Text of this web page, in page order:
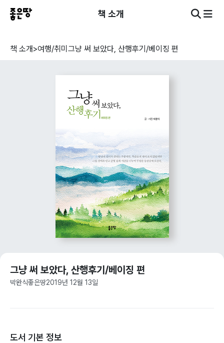
책 소개
책 소개>여행/취미 그냥 써 보았다, 산행후기/베이징 편
그냥 써 보았다, 산행후기/베이징 편
박완식좋은땅2019년 12월 13일
도서 기본 정보